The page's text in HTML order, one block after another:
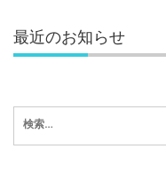
最近のお知らせ
索: